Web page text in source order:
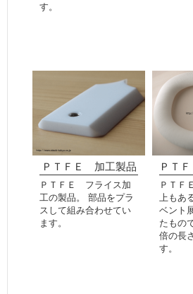
す。
ＰＴＦＥ 加工製品
ＰＴＦＥ フライス加
工の製品。 部品をプラ
スして組み合わせてい
ます。
ＰＴＦ
上もあ
ベント
たもの
倍の長
す。